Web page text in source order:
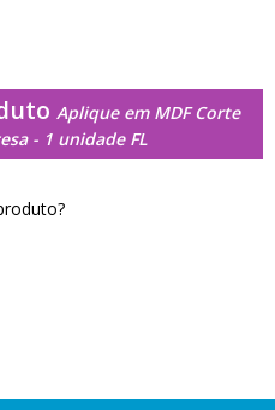
Aplique em MDF Corte
- 1 unidade FL